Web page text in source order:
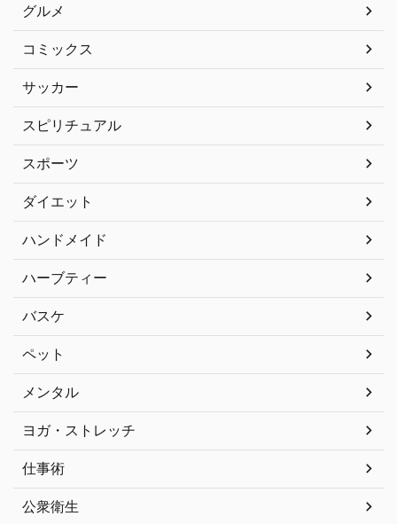
グルメ
コミックス
サッカー
スピリチュアル
スポーツ
ダイエット
ハンドメイド
ハーブティー
バスケ
ペット
メンタル
ヨガ・ストレッチ
仕事術
公衆衛生